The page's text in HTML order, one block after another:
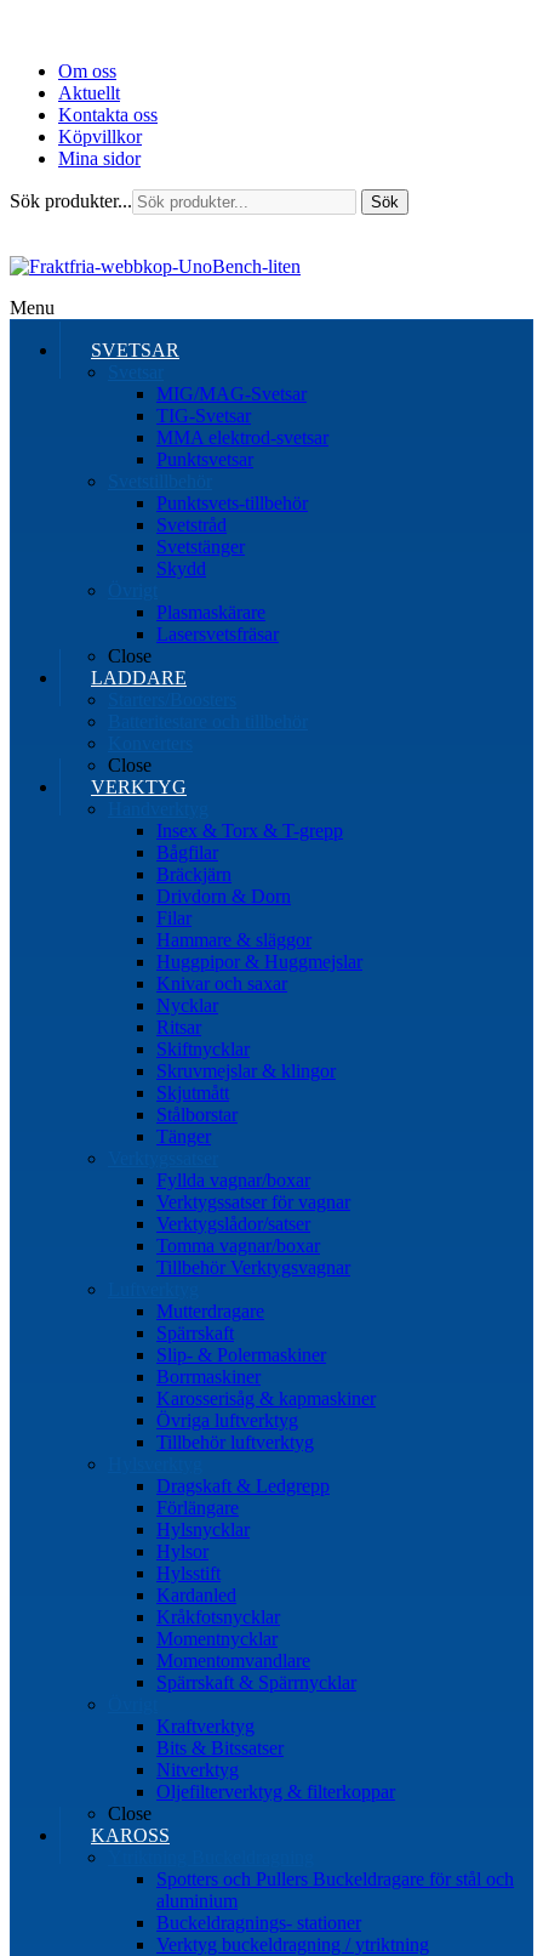
Om oss
Aktuellt
Kontakta oss
Köpvillkor
Mina sidor
Sök produkter... Sök
Menu
SVETSAR
MIG/MAG-Svetsar
TIG-Svetsar
MMA elektrod-svetsar
Punktsvetsar
Punktsvets-tillbehör
Svetstråd
Svetstänger
Skydd
Plasmaskärare
Lasersvetsfräsar
Close
LADDARE
Close
VERKTYG
Insex & Torx & T-grepp
Bågfilar
Bräckjärn
Drivdorn & Dorn
Filar
Hammare & släggor
Huggpipor & Huggmejslar
Knivar och saxar
Nycklar
Ritsar
Skiftnycklar
Skruvmejslar & klingor
Skjutmått
Stålborstar
Tänger
Fyllda vagnar/boxar
Verktygssatser för vagnar
Verktygslådor/satser
Tomma vagnar/boxar
Tillbehör Verktygsvagnar
Mutterdragare
Spärrskaft
Slip- & Polermaskiner
Borrmaskiner
Karosserisåg & kapmaskiner
Övriga luftverktyg
Tillbehör luftverktyg
Dragskaft & Ledgrepp
Förlängare
Hylsnycklar
Hylsor
Hylsstift
Kardanled
Kråkfotsnycklar
Momentnycklar
Momentomvandlare
Spärrskaft & Spärrnycklar
Kraftverktyg
Bits & Bitssatser
Nitverktyg
Oljefilterverktyg & filterkoppar
Close
KAROSS
Spotters och Pullers Buckeldragare för stål och
aluminium
Buckeldragnings- stationer
Verktyg buckeldragning / ytriktning